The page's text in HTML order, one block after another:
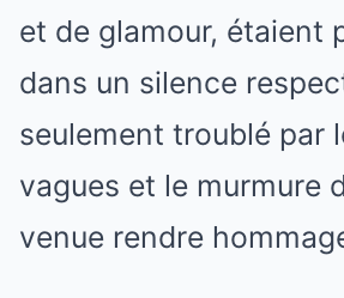
et de glamour, étaient
dans un silence
seulement troublé par
vagues et le murmure
venue rendre